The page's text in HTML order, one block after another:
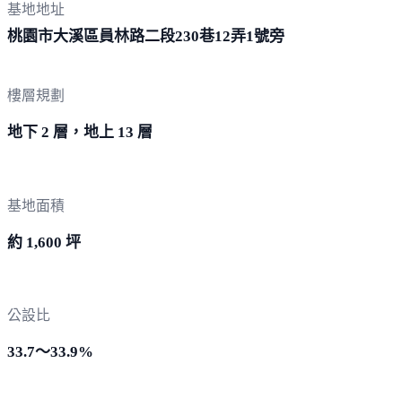
基地地址
桃園市大溪區員林路二段230巷12弄1號旁
樓層規劃
地下 2 層，地上 13 層
基地面積
約 1,600 坪
公設比
33.7～33.9%